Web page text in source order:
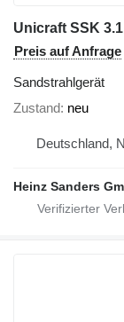
Unicraft SSK 3.1
Preis auf Anfrage
Sandstrahlgerät
Zustand neu
Deutschland,
Heinz Sanders